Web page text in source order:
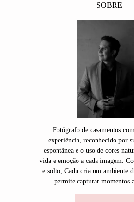
SOBRE
Fotógrafo de casamentos
experiência, reconhecido por
espontânea e o uso de cores
vida e emoção a cada imagem.
e solto, Cadu cria um ambiente
permite capturar momentos